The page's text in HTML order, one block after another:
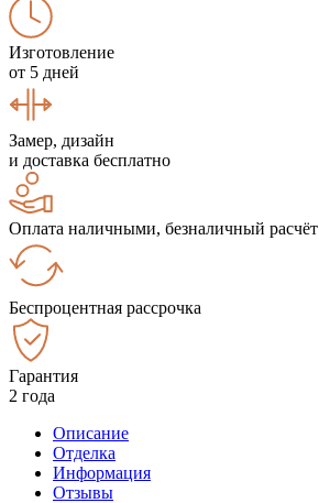
Изготовление
от 5 дней
Замер, дизайн
и доставка бесплатно
Оплата наличными, безналичный расчёт
Беспроцентная рассрочка
Гарантия
2 года
Описание
Отделка
Информация
Отзывы